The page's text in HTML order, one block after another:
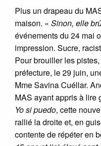
Plus un drapeau du
maison. « Sinon, elle
événements du 24 mai
impression. Sucre,
Pour brouiller les
préfecture, le 29 juin,
Mme Savina Cuéllar.
MAS ayant appris à lire
Yo si puedo, cette
rallié la droite et, en
contente de répéter en